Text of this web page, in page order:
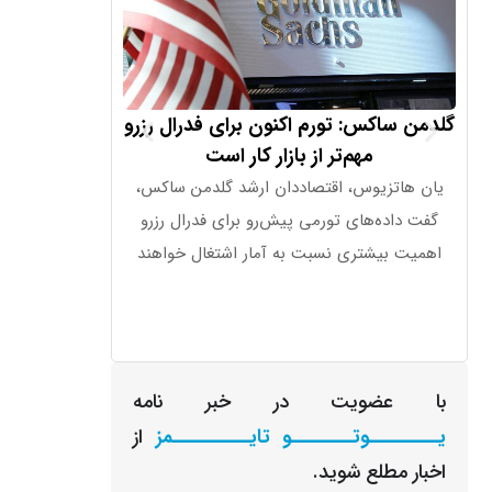
گلدمن ساکس: تورم اکنون برای فدرال رزرو
مهم‌تر از بازار کار است
یان هاتزیوس، اقتصاددان ارشد گلدمن ساکس،
گفت داده‌های تورمی پیش‌رو برای فدرال رزرو
اهمیت بیشتری نسبت به آمار اشتغال خواهند
با عضویت در خبر نامه
یـــــــــوتــــــــو تایــــــــــمز از
اخبار مطلع شوید.